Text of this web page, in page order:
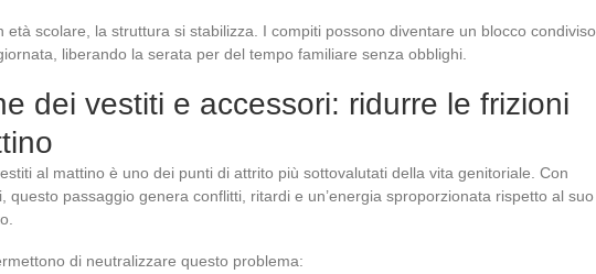
età scolare, la struttura si stabilizza. I compiti possono diventare un blocco condiviso
liberando la serata per del tempo familiare senza obblighi.
dei vestiti e accessori: ridurre le frizioni
al mattino è uno dei punti di attrito più sottovalutati della vita genitoriale. Con
questo passaggio genera conflitti, ritardi e un’energia sproporzionata rispetto al suo
di neutralizzare questo problema: